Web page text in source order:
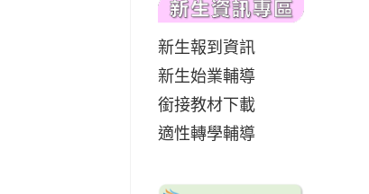
新生報到資訊
新生始業輔導
銜接教材下載
適性轉學輔導